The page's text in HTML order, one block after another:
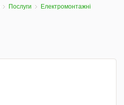
Послуги
Електромонтажні